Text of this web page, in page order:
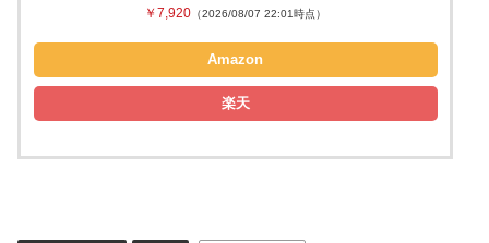
￥7,920 （2026/08/07 22:01時点）
Amazon
楽天